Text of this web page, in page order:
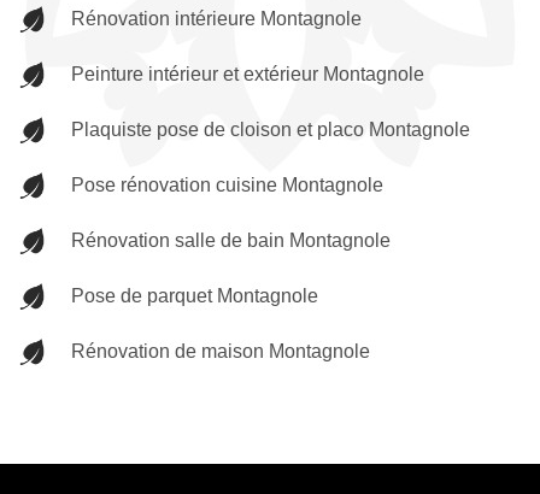
Rénovation intérieure Montagnole
Peinture intérieur et extérieur Montagnole
Plaquiste pose de cloison et placo Montagnole
Pose rénovation cuisine Montagnole
Rénovation salle de bain Montagnole
Pose de parquet Montagnole
Rénovation de maison Montagnole